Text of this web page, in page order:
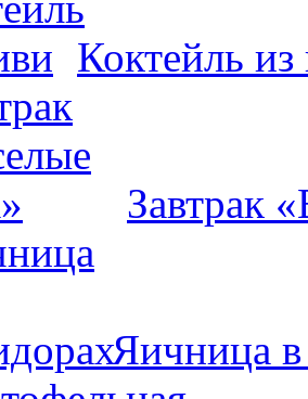
Коктейль из
Завтрак
Яичница